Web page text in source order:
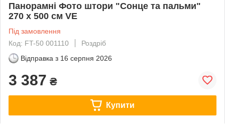
Панорамні Фото штори "Сонце та пальми"
270 х 500 см VE
Під замовлення
Код: FT-50 001110
Роздріб
Відправка з 16 серпня 2026
3 387 ₴
Купити